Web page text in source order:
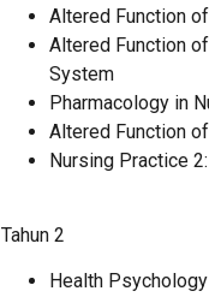
Altered Function
Altered Function
System
Pharmacology in
Altered Function
Nursing Practice
Tahun 2
Health Psychology